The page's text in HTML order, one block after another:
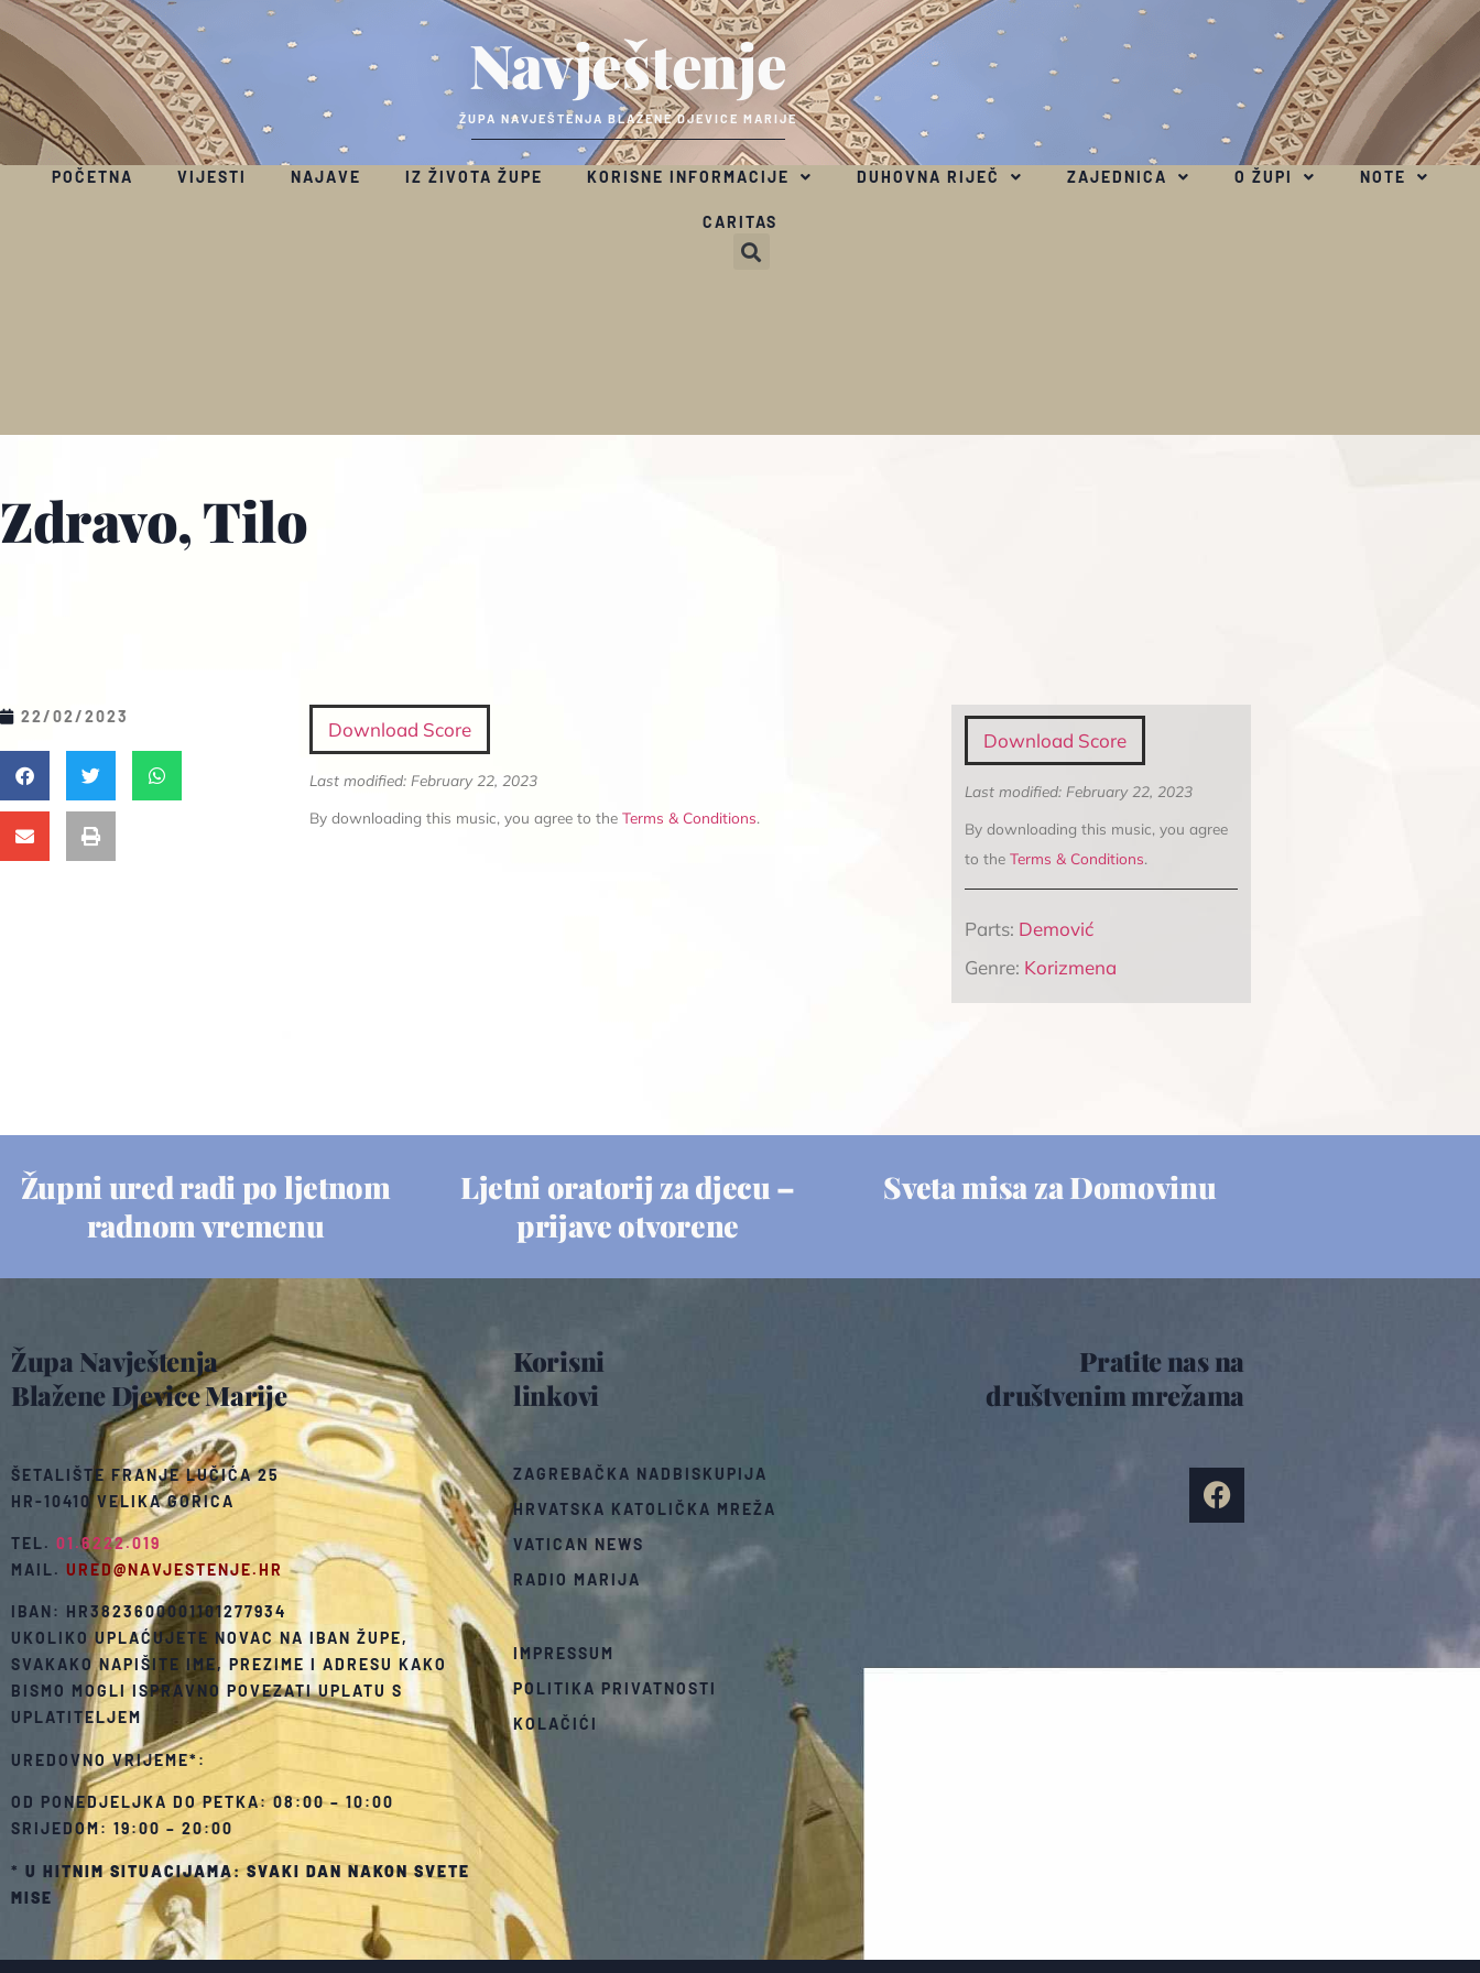
Navještenje
ŽUPA NAVJEŠTENJA BLAŽENE DJEVICE MARIJE
POČETNA VIJESTI NAJAVE IZ ŽIVOTA ŽUPE KORISNE INFORMACIJE DUHOVNA RIJEČ ZAJEDNICA O ŽUPI NOTE
CARITAS
Zdravo, Tilo
22/02/2023
Download Score
Last modified: February 22, 2023
By downloading this music, you agree
to theTerms & Conditions.
Parts: Demović
Genre: Korizmena
Download Score
Last modified: February 22, 2023
By downloading this music, you agree to theTerms & Conditions.
Župni ured radi po ljetnom
radnom vremenu
Ljetni oratorij za djecu –
prijave otvorene
Sveta misa za Domovinu
Župa Navještenja
Blažene Djevice Marije
ŠETALIŠTE FRANJE LUČIĆA 25
HR-10410 VELIKA GORICA
TEL. 01.6222.019
MAIL. URED@NAVJESTENJE.HR
IBAN: HR3823600001101277934
UKOLIKO UPLAĆUJETE NOVAC NA IBAN ŽUPE,
SVAKAKO NAPIŠITE IME, PREZIME I ADRESU KAKO
BISMO MOGLI ISPRAVNO POVEZATI UPLATU S
UPLATITELJEM
UREDOVNO VRIJEME*:
OD PONEDJELJKA DO PETKA: 08:00 – 10:00
SRIJEDOM: 19:00 – 20:00
* U HITNIM SITUACIJAMA: SVAKI DAN NAKON SVETE
MISE
Korisni
linkovi
ZAGREBAČKA NADBISKUPIJA
HRVATSKA KATOLIČKA MREŽA
VATICAN NEWS
RADIO MARIJA
IMPRESSUM
POLITIKA PRIVATNOSTI
KOLAČIĆI
Pratite nas na
društvenim mrežama